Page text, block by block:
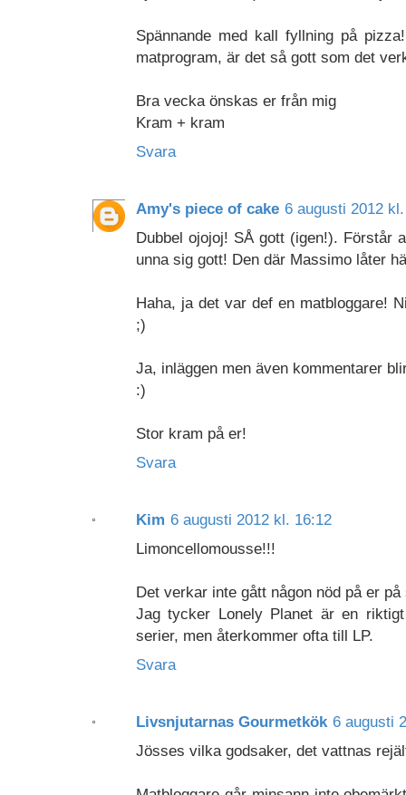
Spännande med kall fyllning på
matprogram, är det så gott som det
Bra vecka önskas er från mig
Kram + kram
Svara
Amy's piece of cake 6 augusti 2012
Dubbel ojojoj! SÅ gott (igen!). Förstår
unna sig gott! Den där Massimo låter
Haha, ja det var def en matbloggare!
;)
Ja, inläggen men även kommentarer
:)
Stor kram på er!
Svara
Kim 6 augusti 2012 kl. 16:12
Limoncellomousse!!!
Det verkar inte gått någon nöd på er
Jag tycker Lonely Planet är en
serier, men återkommer ofta till LP.
Svara
Livsnjutarnas Gourmetkök 6 augusti
Jösses vilka godsaker, det vattnas